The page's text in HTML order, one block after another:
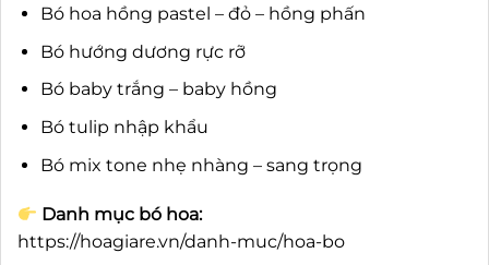
Bó hoa hồng pastel – đỏ – hồng phấn
Bó hướng dương rực rỡ
Bó baby trắng – baby hồng
Bó tulip nhập khẩu
Bó mix tone nhẹ nhàng – sang trọng
Danh mục bó hoa:
https://hoagiare.vn/danh-muc/hoa-bo